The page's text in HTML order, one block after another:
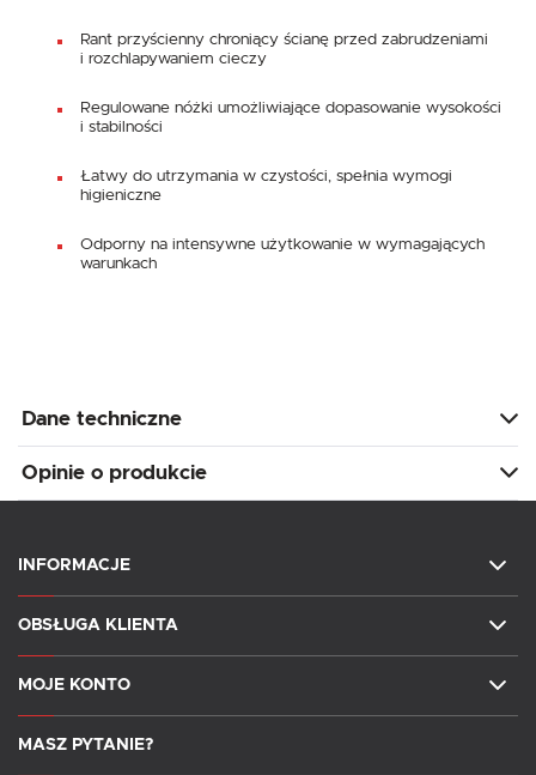
Rant przyścienny chroniący ścianę przed zabrudzeniami
i rozchlapywaniem cieczy
Regulowane nóżki umożliwiające dopasowanie wysokości
i stabilności
Łatwy do utrzymania w czystości, spełnia wymogi
higieniczne
Odporny na intensywne użytkowanie w wymagających
warunkach
Dane techniczne
Opinie o produkcie
INFORMACJE
OBSŁUGA KLIENTA
MOJE KONTO
MASZ PYTANIE?